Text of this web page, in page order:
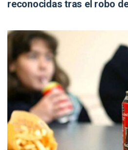
reconocidas tras el robo